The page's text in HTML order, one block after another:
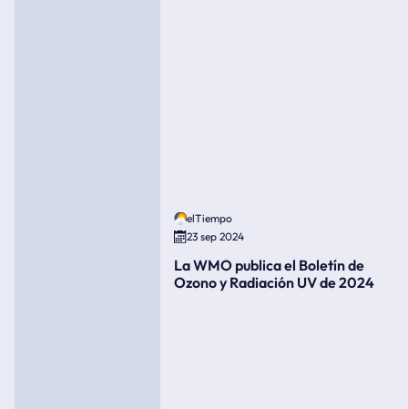
elTiempo
23 sep 2024
La WMO publica el Boletín de
Ozono y Radiación UV de 2024